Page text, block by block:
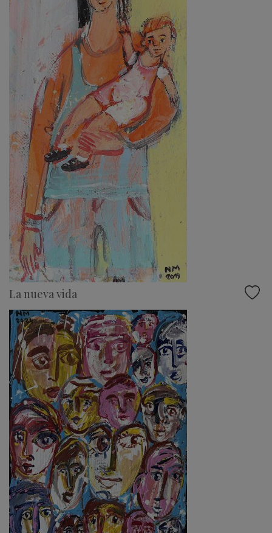
La nueva vida